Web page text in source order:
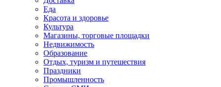
Еда
Красота и здоровье
Культура
Магазины, торговые площадки
Недвижимость
Образование
Отдых, туризм и путешествия
Праздники
Промышленность